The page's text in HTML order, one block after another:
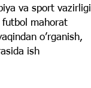
va sport vazirligi
futbol mahorat
oʼrganish,
ish